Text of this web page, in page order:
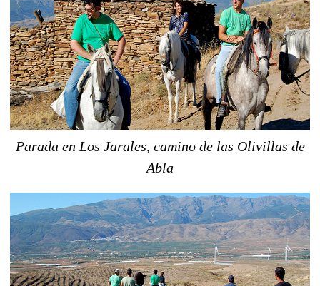
Parada en Los Jarales, camino de las Olivillas de
Abla